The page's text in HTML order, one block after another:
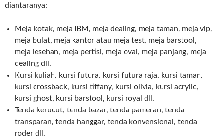
diantaranya:
Meja kotak, meja IBM, meja dealing, meja taman, meja vip,
meja bulat, meja kantor atau meja test, meja barstool,
meja lesehan, meja pertisi, meja oval, meja panjang, meja
dealing dll.
Kursi kuliah, kursi futura, kursi futura raja, kursi taman,
kursi crossback, kursi tiffany, kursi olivia, kursi acrylic,
kursi ghost, kursi barstool, kursi royal dll.
Tenda kerucut, tenda bazar, tenda pameran, tenda
transparan, tenda hanggar, tenda konvensional, tenda
roder dll.